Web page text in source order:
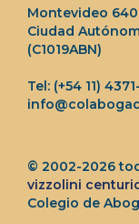
Montevideo
Ciudad
(C1019ABN)
Tel: (+54 11)
© 2002-2026
vizzolini
Colegio de